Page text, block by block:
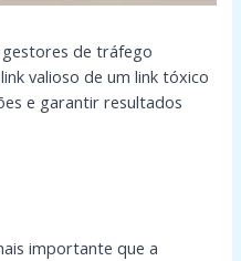
de tráfego
valioso de um link tóxico
e garantir resultados
importante que a